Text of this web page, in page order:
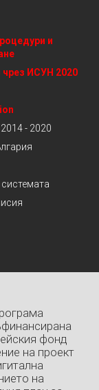
и
чрез ИСУН 2020
- 2020
фонд
на проект
на